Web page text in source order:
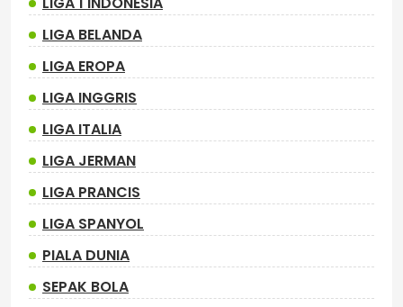
LIGA BELANDA
LIGA EROPA
LIGA INGGRIS
LIGA ITALIA
LIGA JERMAN
LIGA PRANCIS
LIGA SPANYOL
PIALA DUNIA
SEPAK BOLA